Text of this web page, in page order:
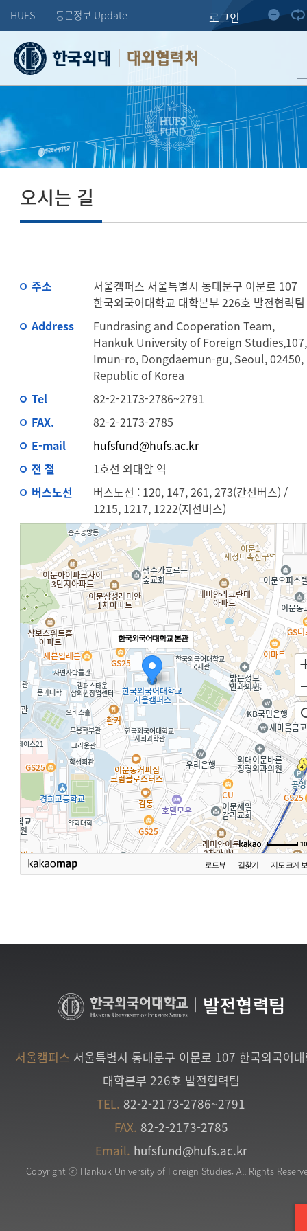
HUFS 동문정보 Update 로그인
대외협력처
오시는 길
주소
서울캠퍼스 서울특별시 동대문구 이문로 107
한국외국어대학교 대학본부 226호 발전협력팀
Address
Fundrasing and Cooperation Team,
Hankuk University of Foreign Studies,107,
Imun-ro, Dongdaemun-gu, Seoul, 02450,
Republic of Korea
Tel
82-2-2173-2786~2791
FAX.
82-2-2173-2785
E-mail
hufsfund@hufs.ac.kr
전 철
1호선 외대앞 역
버스노선
버스노선 : 120, 147, 261, 273(간선버스) /
1215, 1217, 1222(지선버스)
한국외국어대학교 본관
로드뷰 길찾기 지도 크게
발전협력팀
서울캠퍼스 서울특별시 동대문구 이문로 107 한국외국어
대학본부 226호 발전협력팀
TEL. 82-2-2173-2786~2791
FAX. 82-2-2173-2785
Email. hufsfund@hufs.ac.kr
Copyright ⓒ Hankuk University of Foreign Studies. All Rights